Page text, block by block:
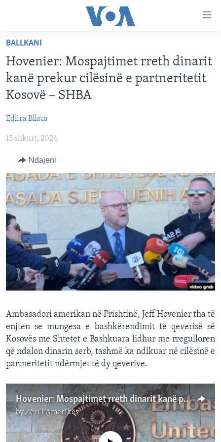
faqen
kryesore
Kalo
tek
faqja
Kalo
tek
AMERIKA
BOTA
MJEDISI
KULTURË
SHKENCË DHE TEKNOLOGJI
INTERVISTA
DITARI
DITARI
Learning English
FOLLOW US
BALLKANI
Hovenier: Mospajtimet rreth dinarit
kanë prekur cilësinë e partneritetit
Kosovë – SHBA
Edlira Bllaca
15 shkurt, 2024
Ndajeni
Ambasadori amerikan në Prishtinë, Jeff Hovenier tha të
enjten se mungesa e bashkërendimit të qeverisë së
Kosovës me Shtetet e Bashkuara lidhur me rregulloren
që ndalon dinarin serb, tashmë ka ndikuar në cilësinë e
partneritetit ndërmjet të dy qeverive.
Hovenier: Mospajtimet rreth dinarit kanë prekur cilësinë e partneritetit Kosovë – SHBA
byZëri i Amerikës
No media source currently available